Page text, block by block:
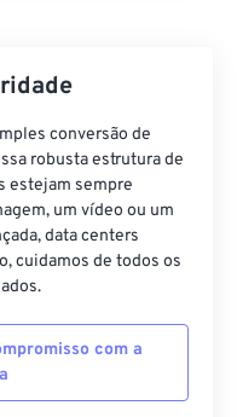
conversão de
robusta estrutura de
estejam sempre
um vídeo ou um
data centers
cuidamos de todos os
com a